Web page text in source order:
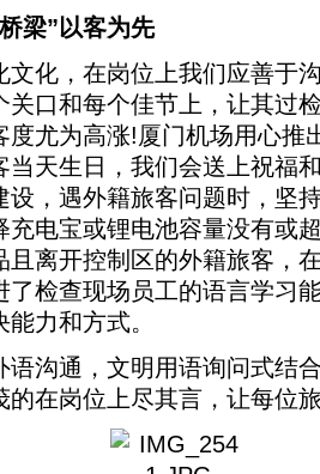
梁”以客为先
化，在岗位上我们应善于
关口和每个佳节上，让其过
度尤为高涨!厦门机场用心推
当天生日，我们会送上祝福
设，遇外籍旅客问题时，坚
充电宝或锂电池容量没有或
且离开控制区的外籍旅客，
了检查现场员工的语言学习
力和方式。
沟通，文明用语询问式结
的在岗位上尽其言，让每位